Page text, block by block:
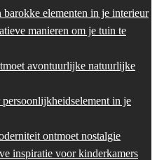
elementen in je interieur
manieren om je tuin te
avontuurlijke natuurlijke
in je
ontmoet nostalgie
inspiratie voor kinderkamers